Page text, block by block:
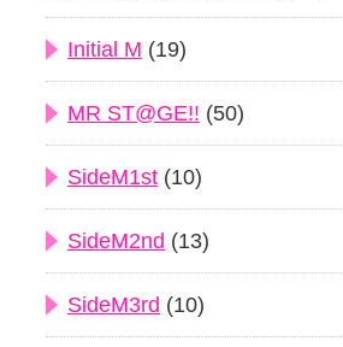
Initial M (19)
MR ST@GE!! (50)
SideM1st (10)
SideM2nd (13)
SideM3rd (10)